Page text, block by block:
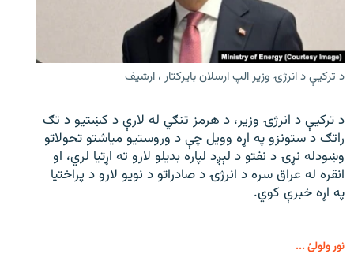
د ترکیې د انرژۍ وزیر الپ ارسلان بایرکتار ، ارشیف
د ترکیې د انرژۍ وزیر، د هرمز تنګي له لارې د کښتیو د تګ
راتګ د ستونزو په اړه وویل چې د وروستیو میاشتو تحولاتو
وښودله نړۍ د نفتو د لېږد لپاره بدیلو لارو ته اړتیا لري، او
انقره له عراق سره د انرژۍ د صادراتو د نویو لارو د پراختیا
په اړه خبرې کوي.
نور ولولئ ...